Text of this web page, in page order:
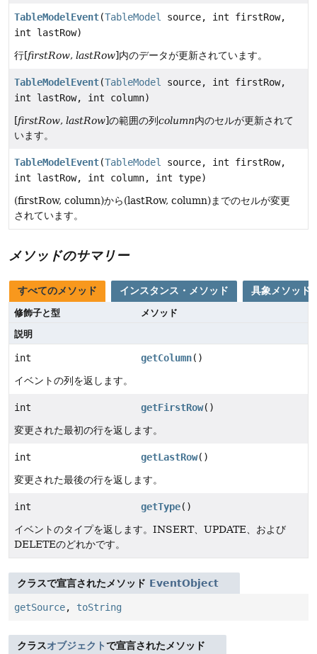
TableModelEvent(TableModel source, int firstRow,
int lastRow)
行[firstRow, lastRow]内のデータが更新されています。
TableModelEvent(TableModel source, int firstRow,
int lastRow, int column)
[firstRow, lastRow]の範囲の列column内のセルが更新されて
います。
TableModelEvent(TableModel source, int firstRow,
int lastRow, int column, int type)
(firstRow, column)から(lastRow, column)までのセルが変更
されています。
メソッドのサマリー
すべてのメソッド インスタンス・メソッド 具象メソッド
修飾子と型
メソッド
説明
int getColumn()
イベントの列を返します。
int getFirstRow()
変更された最初の行を返します。
int getLastRow()
変更された最後の行を返します。
int getType()
イベントのタイプを返します。INSERT、UPDATE、および
DELETEのどれかです。
クラスで宣言されたメソッド EventObject
getSource, toString
クラスオブジェクトで宣言されたメソッド